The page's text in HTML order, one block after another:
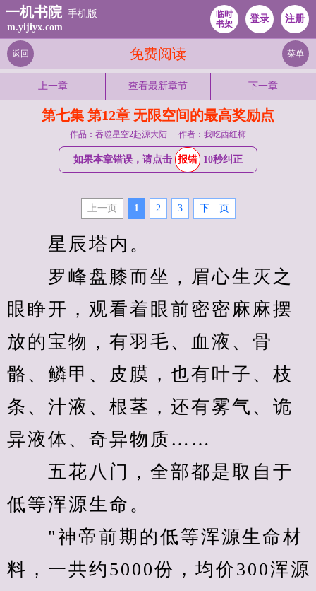
一机书院 手机版
m.yijiyx.com
临时
书架
登录 注册
免费阅读
返回 菜单
上一章 查看最新章节 下一章
第七集 第12章 无限空间的最高奖励点
作品：吞噬星空2起源大陆 作者：我吃西红柿
如果本章错误，请点击 报错 10秒纠正
上一页 1 2 3 下—页
星辰塔内。
罗峰盘膝而坐，眉心生灭之
眼睁开，观看着眼前密密麻麻摆
放的宝物，有羽毛、血液、骨
骼、鳞甲、皮膜，也有叶子、枝
条、汁液、根茎，还有雾气、诡
异液体、奇异物质……
五花八门，全部都是取自于
低等浑源生命。
"神帝前期的低等浑源生命材
料，一共约5000份，均价300浑源